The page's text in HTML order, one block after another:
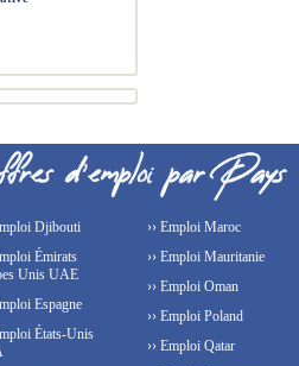
Djibouti
Émirats
Unis UAE
Espagne
États-Unis
›› Emploi Maroc
›› Emploi Mauritanie
›› Emploi Oman
›› Emploi Poland
›› Emploi Qatar